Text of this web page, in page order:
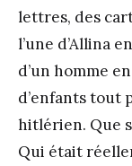
lettres, des
l’une d’Allina
d’un homme
d’enfants tout
hitlérien. Que
Qui était